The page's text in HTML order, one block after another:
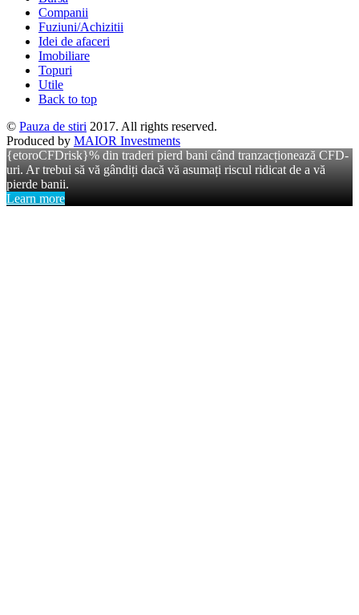
Companii
Fuziuni/Achizitii
Idei de afaceri
Imobiliare
Topuri
Utile
Back to top
© Pauza de stiri 2017. All rights reserved.
Produced by MAIOR Investments
{etoroCFDrisk}% din traderi pierd bani când tranzacționează CFD-
uri. Ar trebui să vă gândiți dacă vă asumați riscul ridicat de a vă
pierde banii.
Learn more